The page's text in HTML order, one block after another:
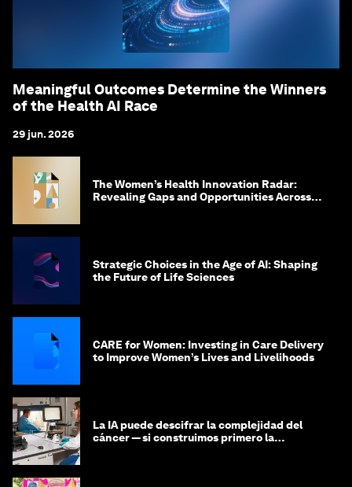
Meaningful Outcomes Determine the Winners
of the Health AI Race
29 jun. 2026
The Women’s Health Innovation Radar:
Revealing Gaps and Opportunities Across
Strategic Choices in the Age of AI: Shaping
the Future of Life Sciences
CARE for Women: Investing in Care Delivery
to Improve Women’s Lives and Livelihoods
La IA puede descifrar la complejidad del
cáncer — si construimos primero la